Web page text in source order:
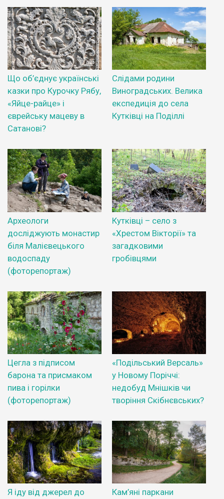
Що об’єднує українські
казки про Курочку Рябу,
«Яйце-райце» і
єврейську мацеву в
Сатанові?
Слідами родини
Виноградських. Велика
експедиція до села
Кутківці на Поділлі
Археологи
досліджують монастир
біля Малієвецького
водоспаду
(фоторепортаж)
Кутківці – село з
«Хрестом Вікторії» та
загадковими
гробівцями
Цегла з підписом
барона та присмаком
пива і горілки
(фоторепортаж)
«Подільський Версаль»
у Новому Поріччі:
недобуд Мнішків чи
творіння Скібнєвських?
Я іду від джерел до
Кам’яні паркани